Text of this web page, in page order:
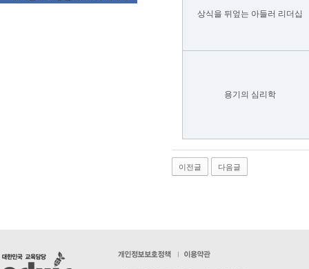
상식을 뒤엎는 아들러 리더십
용기의 심리학
이전글 다음글